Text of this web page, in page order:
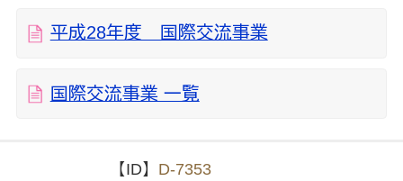
平成28年度 国際交流事業
国際交流事業 一覧
【ID】 D-7353